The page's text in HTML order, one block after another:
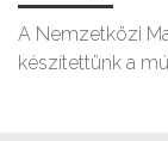
A Nemzetközi
készítettünk a